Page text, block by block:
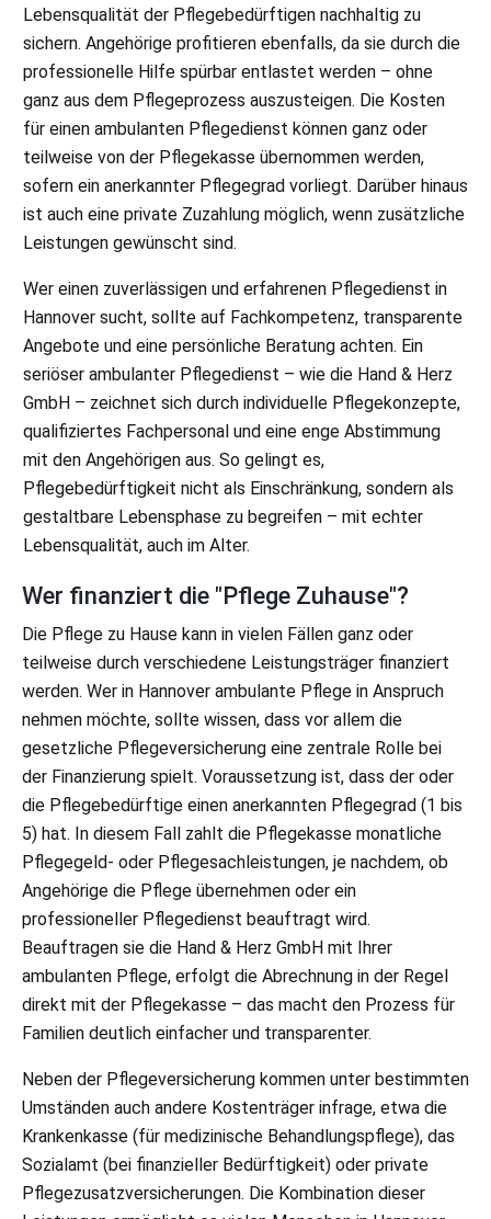
Lebensqualität der Pflegebedürftigen nachhaltig zu
sichern. Angehörige profitieren ebenfalls, da sie durch die
professionelle Hilfe spürbar entlastet werden – ohne
ganz aus dem Pflegeprozess auszusteigen. Die Kosten
für einen ambulanten Pflegedienst können ganz oder
teilweise von der Pflegekasse übernommen werden,
sofern ein anerkannter Pflegegrad vorliegt. Darüber hinaus
ist auch eine private Zuzahlung möglich, wenn zusätzliche
Leistungen gewünscht sind.
Wer einen zuverlässigen und erfahrenen Pflegedienst in
Hannover sucht, sollte auf Fachkompetenz, transparente
Angebote und eine persönliche Beratung achten. Ein
seriöser ambulanter Pflegedienst – wie die Hand & Herz
GmbH – zeichnet sich durch individuelle Pflegekonzepte,
qualifiziertes Fachpersonal und eine enge Abstimmung
mit den Angehörigen aus. So gelingt es,
Pflegebedürftigkeit nicht als Einschränkung, sondern als
gestaltbare Lebensphase zu begreifen – mit echter
Lebensqualität, auch im Alter.
Wer finanziert die "Pflege Zuhause"?
Die Pflege zu Hause kann in vielen Fällen ganz oder
teilweise durch verschiedene Leistungsträger finanziert
werden. Wer in Hannover ambulante Pflege in Anspruch
nehmen möchte, sollte wissen, dass vor allem die
gesetzliche Pflegeversicherung eine zentrale Rolle bei
der Finanzierung spielt. Voraussetzung ist, dass der oder
die Pflegebedürftige einen anerkannten Pflegegrad (1 bis
5) hat. In diesem Fall zahlt die Pflegekasse monatliche
Pflegegeld- oder Pflegesachleistungen, je nachdem, ob
Angehörige die Pflege übernehmen oder ein
professioneller Pflegedienst beauftragt wird.
Beauftragen sie die Hand & Herz GmbH mit Ihrer
ambulanten Pflege, erfolgt die Abrechnung in der Regel
direkt mit der Pflegekasse – das macht den Prozess für
Familien deutlich einfacher und transparenter.
Neben der Pflegeversicherung kommen unter bestimmten
Umständen auch andere Kostenträger infrage, etwa die
Krankenkasse (für medizinische Behandlungspflege), das
Sozialamt (bei finanzieller Bedürftigkeit) oder private
Pflegezusatzversicherungen. Die Kombination dieser